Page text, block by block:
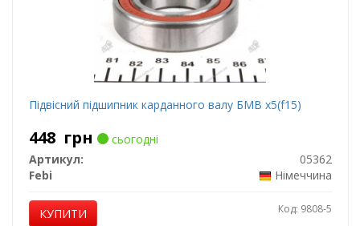
Підвісний підшипник карданного валу БМВ x5(f15)
448 грн
сьогодні
Артикул:
05362
Febi
Німеччина
КУПИТИ Код: 9808-5